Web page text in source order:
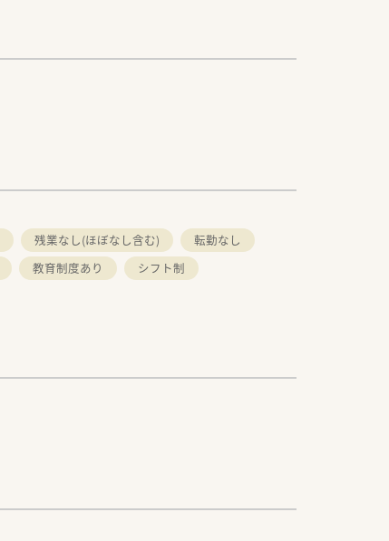
残業なし(ほぼなし含む)
転勤なし
教育制度あり
シフト制